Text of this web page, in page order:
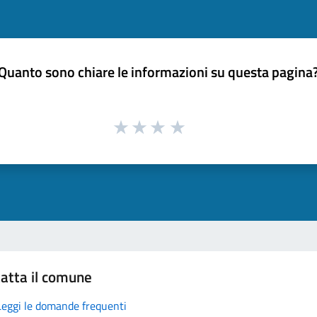
sono chiare le informazioni su questa
il comune
le domande frequenti